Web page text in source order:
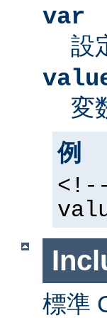
var
設
変
例
標準